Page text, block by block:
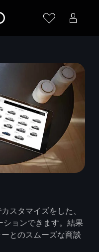
スタマイズをした、
ョンできます。結果
とのスムーズな商談